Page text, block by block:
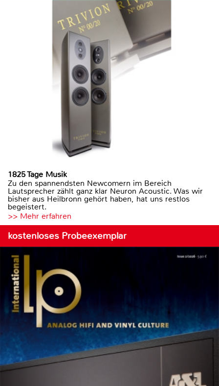
1825 Tage Musik
Zu den spannendsten Newcomern im Bereich
Lautsprecher zählt ganz klar Neuron Acoustic. Was wir
bisher aus Heilbronn gehört haben, hat uns restlos
begeistert.
>> Mehr erfahren
kostenloses Probeexemplar